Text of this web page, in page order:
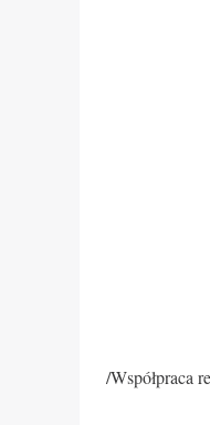
/Współpraca